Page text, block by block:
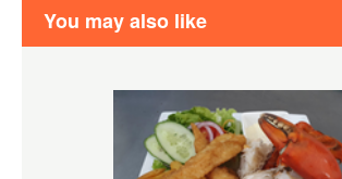
You may also like